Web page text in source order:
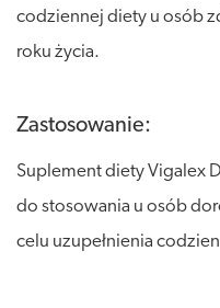
codziennej diety u osób
roku życia.
Zastosowanie:
Suplement diety Vigalex
do stosowania u osób
celu uzupełnienia